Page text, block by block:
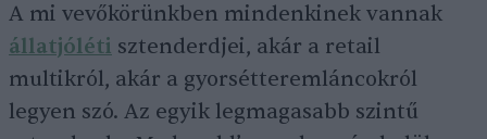
A mi vevőkörünkben mindenkinek vannak
állatjóléti sztenderdjei, akár a retail
multikról, akár a gyorsétteremláncokról
legyen szó. Az egyik legmagasabb szintű